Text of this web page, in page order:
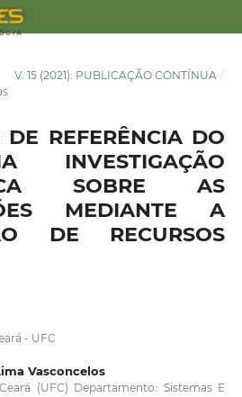
V. 15 (2021): PUBLICAÇÃO CONTÍNUA /
REFERÊNCIA DO
INVESTIGAÇÃO
SOBRE AS
MEDIANTE A
DE RECURSOS
- UFC
Vasconcelos
(UFC) Departamento: Sistemas E